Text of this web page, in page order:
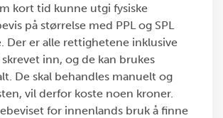
kort tid kunne utgi fysiske
på størrelse med PPL og SPL
Der er alle rettighetene inklusive
inn, og de kan brukes
De skal behandles manuelt og
vil derfor koste noen kroner.
for innenlands bruk å finne